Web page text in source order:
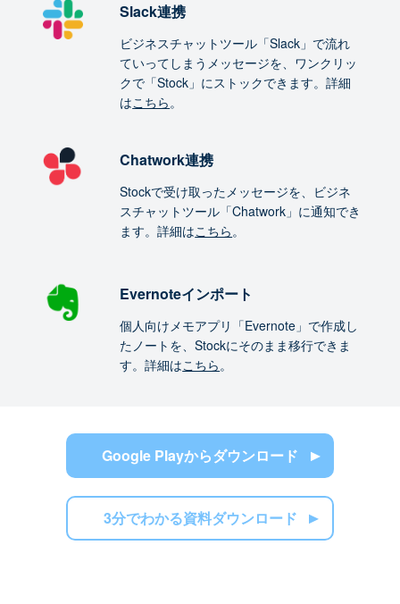
Slack連携
ビジネスチャットツール「Slack」で流れ
ていってしまうメッセージを、ワンクリッ
クで「Stock」にストックできます。詳細
はこちら。
Chatwork連携
Stockで受け取ったメッセージを、ビジネ
スチャットツール「Chatwork」に通知でき
ます。詳細はこちら。
Evernoteインポート
個人向けメモアプリ「Evernote」で作成し
たノートを、Stockにそのまま移行できま
す。詳細はこちら。
Google Playからダウンロード
3分でわかる資料ダウンロード